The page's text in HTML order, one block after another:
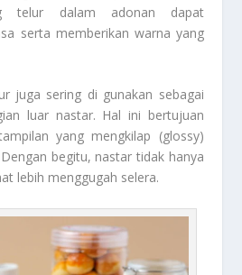
telur dalam adonan dapat
serta memberikan warna yang
juga sering di gunakan sebagai
luar nastar. Hal ini bertujuan
yang mengkilap (glossy)
begitu, nastar tidak hanya
lebih menggugah selera.